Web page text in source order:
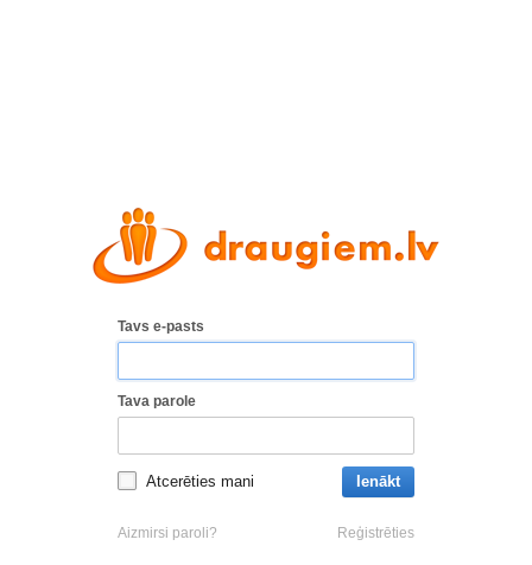
Tavs e-pasts
Tava parole
Atcerēties mani Ienākt
Aizmirsi paroli? Reģistrēties